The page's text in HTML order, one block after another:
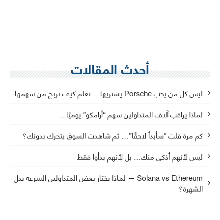
أحدث المقالات
ليس كل من يحب Porsche يشتريها… تعلم كيف تربح من سهمها
لماذا يراقب آلاف المتداولين سهم “أرامكو” يوميًا…
كم مرة قلت “سأبدأ لاحقًا”… ثم شاهدت السوق يتحرك بدونك؟
ليس لأنهم أذكى منك… بل لأنهم بدأوا فقط
Solana vs Ethereum — لماذا يختار بعض المتداولين السرعة بدل
الشهرة؟